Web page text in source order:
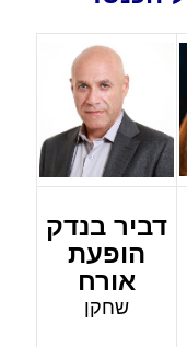
דביר בנדק
הופעת
אורח
שחקן